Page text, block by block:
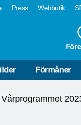
Press Webbutik
Förmåner
Vårprogrammet